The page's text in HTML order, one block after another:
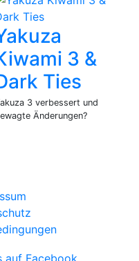
3 &
Ties
3 verbessert und
Änderungen?